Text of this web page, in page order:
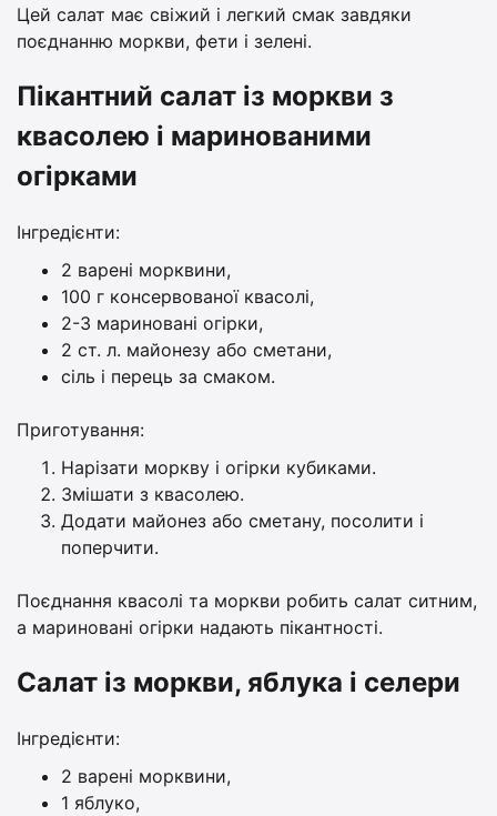
Цей салат має свіжий і легкий смак завдяки
поєднанню моркви, фети і зелені.
Пікантний салат із моркви з
квасолею і маринованими
огірками
Інгредієнти:
2 варені морквини,
100 г консервованої квасолі,
2-3 мариновані огірки,
2 ст. л. майонезу або сметани,
сіль і перець за смаком.
Приготування:
Нарізати моркву і огірки кубиками.
Змішати з квасолею.
Додати майонез або сметану, посолити і
поперчити.
Поєднання квасолі та моркви робить салат ситним,
а мариновані огірки надають пікантності.
Салат із моркви, яблука і селери
Інгредієнти:
2 варені морквини,
1 яблуко,